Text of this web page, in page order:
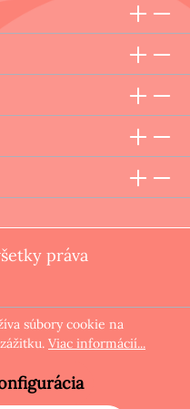
práva
súbory cookie na
Viac informácií...